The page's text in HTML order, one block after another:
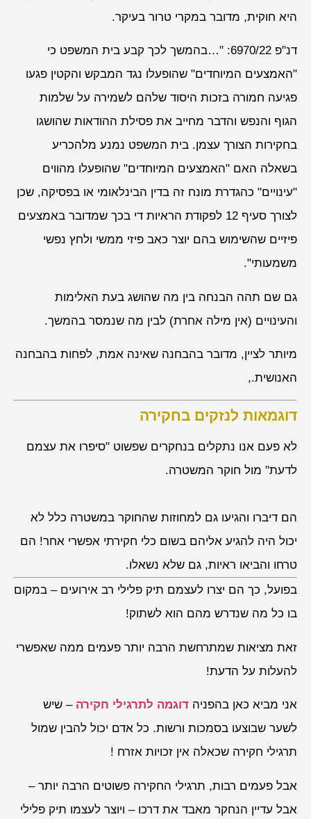
היא חוקית, מדובר במקרי טרור בעיקר.
דנ"פ 6970/22: "…בהמשך לכך קבע בית המשפט כי
"האמצעים המיוחדים" שהופעלו נגד המבקש והקטין פגעו
פגיעה חמורה בזכות היסוד שלהם לשמירה על שלמות
הגוף והנפש והדבר מחייב את פסילת ההודאות שהושגו
בחקירות הצורך עצמן. בית המשפט נמנע מלהכריע
בשאלה האם "האמצעים המיוחדים" שהופעלו מהווים
"עינויים" כהגדרת מונח זה בדין הבינלאומי או בפסיקה, שכן
לצורך סעיף 12 לפקודת הראיות די בכך שמדובר באמצעים
פיזיים שהשימוש בהם יוצר כאב פיזי ממשי ולחץ נפשי
משמעותי".
גם שם תהה הבנחה בין מה שהושג בעת האלימות
והעינויים (אין מילה אחרת) לבין מה שנמסר בהמשך.
מיותר לציין, מדובר בהבחנה שאינה אמת, לפחות בהבחנה
האנושית.,
דוגמאות לנזקים בחקירה
לא פעם אנו נתקלים בנחקרים שפשוט "סיפרו את עצמם
לדעת" מול חוקר המשטרה.
הם דיברו והגיעו גם למחוזות שהחוקר במשטרה כלל לא
יכול היה להגיע אליהם בשום כלי חקירתי אפשרי אחר! הם
טרחו והביאו ראיות, גם שלא נשאלו.
בפועל, כך הם יצרו לעצמם תיק פלילי רב אירועים – במקום
בו כל מה שנדרש מהם הוא לשתוק!
זאת מציאות שמתרחשת הרבה יותר פעמים ממה שאפשרי
להעלות על הדעת!
אני מביא כאן בהפניה דוגמה לתרגילי חקירה – שיש
לשער שבוצעו בסמכות ורשות. כל אדם יכול להבין שמול
תרגילי חקירה שכאלה אין זכויות אזרח !
אבל פעמים רבות, תרגילי החקירה פשוטים הרבה יותר –
אבל עדיין הנחקר מאבד את דרכו – ויוצר לעצמו תיק פלילי